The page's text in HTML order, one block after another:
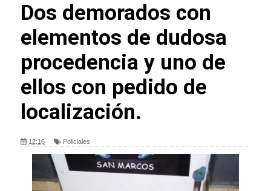
Dos demorados con
elementos de dudosa
procedencia y uno de
ellos con pedido de
localización.
12:16 Policiales